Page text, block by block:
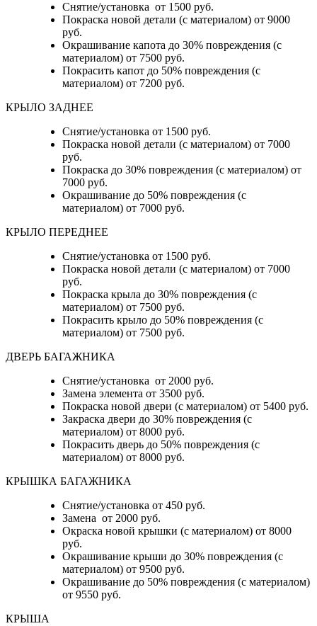
Снятие/установка от 1500 руб.
Покраска новой детали (с материалом) от 9000
руб.
Окрашивание капота до 30% повреждения (с
материалом) от 7500 руб.
Покрасить капот до 50% повреждения (с
материалом) от 7200 руб.
КРЫЛО ЗАДНЕЕ
Снятие/установка от 1500 руб.
Покраска новой детали (с материалом) от 7000
руб.
Покраска до 30% повреждения (с материалом) от
7000 руб.
Окрашивание до 50% повреждения (с
материалом) от 7000 руб.
КРЫЛО ПЕРЕДНЕЕ
Снятие/установка от 1500 руб.
Покраска новой детали (с материалом) от 7000
руб.
Покраска крыла до 30% повреждения (с
материалом) от 7500 руб.
Покрасить крыло до 50% повреждения (с
материалом) от 7500 руб.
ДВЕРЬ БАГАЖНИКА
Снятие/установка от 2000 руб.
Замена элемента от 3500 руб.
Покраска новой двери (с материалом) от 5400 руб.
Закраска двери до 30% повреждения (с
материалом) от 8000 руб.
Покрасить дверь до 50% повреждения (с
материалом) от 8000 руб.
КРЫШКА БАГАЖНИКА
Снятие/установка от 450 руб.
Замена от 2000 руб.
Окраска новой крышки (с материалом) от 8000
руб.
Окрашивание крыши до 30% повреждения (с
материалом) от 9500 руб.
Окрашивание до 50% повреждения (с материалом)
от 9550 руб.
КРЫША